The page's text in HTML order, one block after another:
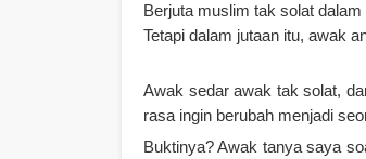
Berjuta muslim tak solat dalam
Tetapi dalam jutaan itu, awak
Awak sedar awak tak solat,
rasa ingin berubah menjadi
Buktinya? Awak tanya saya